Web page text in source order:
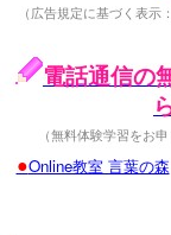
（広告規定に基づく表
電話通信の
（無料体験学習をお
●Online教室 言葉の森